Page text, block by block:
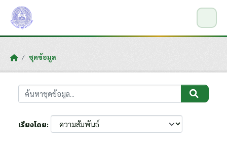
Skip to main content
ชุดข้อมูล
เรียงโดย